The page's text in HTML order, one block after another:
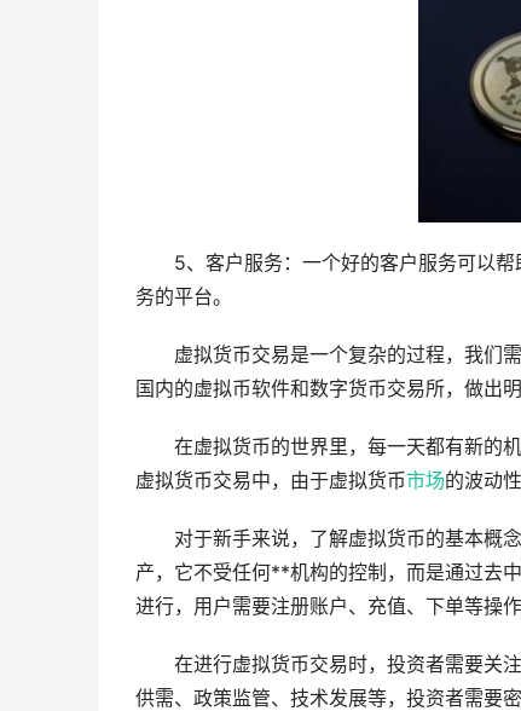
5、客户服务：一个好的客户服务可以
务的平台。
虚拟货币交易是一个复杂的过程，我们
国内的虚拟币软件和数字货币交易所，做出
在虚拟货币的世界里，每一天都有新的
虚拟货币交易中，由于虚拟货币市场的波动
对于新手来说，了解虚拟货币的基本概
产，它不受任何**机构的控制，而是通过去
进行，用户需要注册账户、充值、下单等操作
在进行虚拟货币交易时，投资者需要关
供需、政策监管、技术发展等，投资者需要